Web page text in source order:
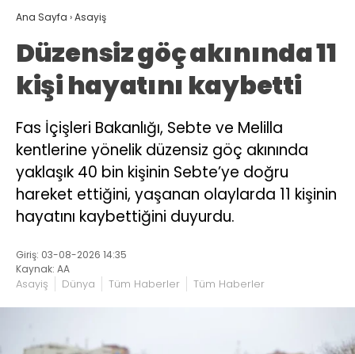
Ana Sayfa ›Asayiş
Düzensiz göç akınında 11
kişi hayatını kaybetti
Fas İçişleri Bakanlığı, Sebte ve Melilla
kentlerine yönelik düzensiz göç akınında
yaklaşık 40 bin kişinin Sebte’ye doğru
hareket ettiğini, yaşanan olaylarda 11 kişinin
hayatını kaybettiğini duyurdu.
Giriş: 03-08-2026 14:35
Kaynak: AA
Asayiş Dünya Tüm Haberler Tüm Haberler